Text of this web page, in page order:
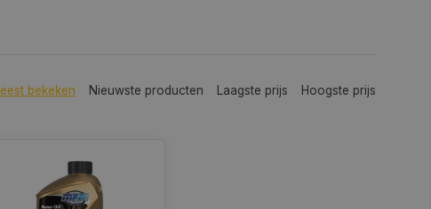
bekeken Nieuwste producten Laagste prijs Hoogste prijs